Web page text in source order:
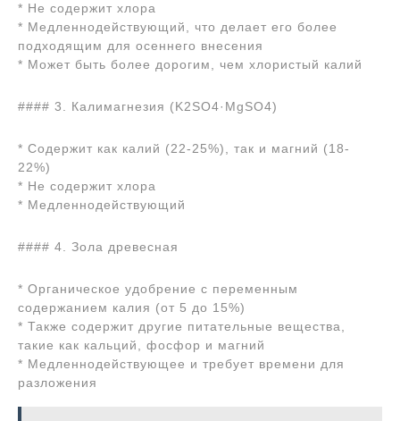
* Не содержит хлора
* Медленнодействующий, что делает его более
подходящим для осеннего внесения
* Может быть более дорогим, чем хлористый калий
#### 3. Калимагнезия (K2SO4·MgSO4)
* Содержит как калий (22-25%), так и магний (18-
22%)
* Не содержит хлора
* Медленнодействующий
#### 4. Зола древесная
* Органическое удобрение с переменным
содержанием калия (от 5 до 15%)
* Также содержит другие питательные вещества,
такие как кальций, фосфор и магний
* Медленнодействующее и требует времени для
разложения